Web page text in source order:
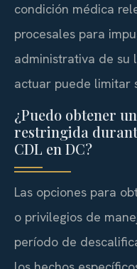
condición médica
procesales para
administrativa de su
actuar puede limitar
¿Puedo obtener
restringida
CDL en DC?
Las opciones para
o privilegios de
período de